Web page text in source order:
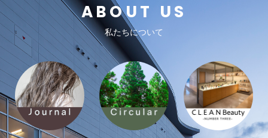
ABOUT US
私たちについて